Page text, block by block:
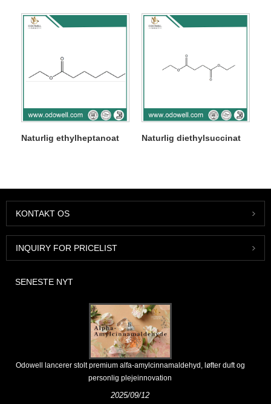
Naturlig ethylheptanoat Naturlig diethylsuccinat
KONTAKT OS
INQUIRY FOR PRICELIST
SENESTE NYT
Odowell lancerer stolt premium alfa-amylcinnamaldehyd, løfter duft og
personlig plejeinnovation
2025/09/12